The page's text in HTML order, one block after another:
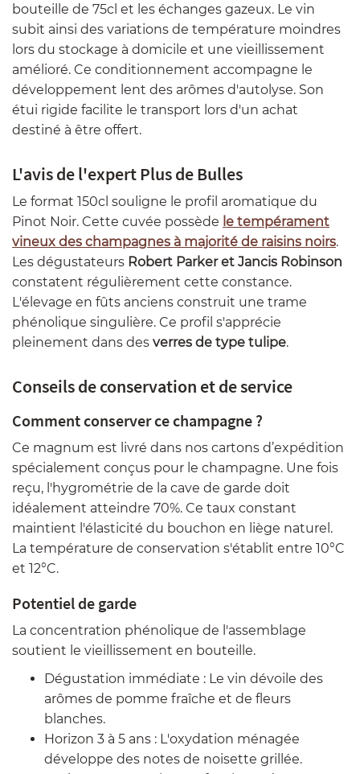
bouteille de 75cl et les échanges gazeux. Le vin
subit ainsi des variations de température moindres
lors du stockage à domicile et une vieillissement
amélioré. Ce conditionnement accompagne le
développement lent des arômes d'autolyse. Son
étui rigide facilite le transport lors d'un achat
destiné à être offert.
L'avis de l'expert Plus de Bulles
Le format 150cl souligne le profil aromatique du
Pinot Noir. Cette cuvée possède le tempérament
vineux des champagnes à majorité de raisins noirs.
Les dégustateurs Robert Parker et Jancis Robinson
constatent régulièrement cette constance.
L'élevage en fûts anciens construit une trame
phénolique singulière. Ce profil s'apprécie
pleinement dans des verres de type tulipe.
Conseils de conservation et de service
Comment conserver ce champagne ?
Ce magnum est livré dans nos cartons d’expédition
spécialement conçus pour le champagne. Une fois
reçu, l'hygrométrie de la cave de garde doit
idéalement atteindre 70%. Ce taux constant
maintient l'élasticité du bouchon en liège naturel.
La température de conservation s'établit entre 10°C
et 12°C.
Potentiel de garde
La concentration phénolique de l'assemblage
soutient le vieillissement en bouteille.
Dégustation immédiate : Le vin dévoile des
arômes de pomme fraîche et de fleurs
blanches.
Horizon 3 à 5 ans : L'oxydation ménagée
développe des notes de noisette grillée.